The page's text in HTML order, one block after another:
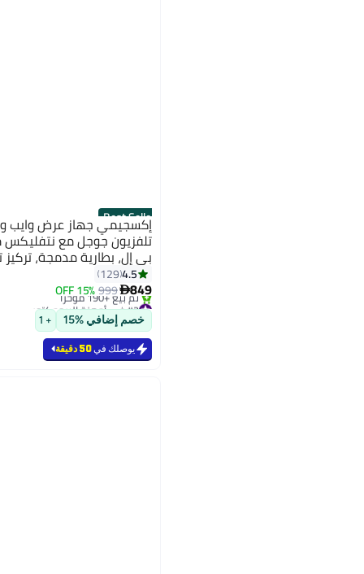
Best Seller
تلفزيون جوجل مع
بي إل، بطارية مدمجة،
تلقائي، جهاز عرض عالي
رمادي سحابي
4.5
129
849
999
15% OFF
#2 في أجهزة البروجكتور
بتخلّص بسرعة
تم بيع +190 مؤخرًا
#2 في أجهزة البروجكتور
خصم إضافي %15 + 1
يوصلك في50 دقيقة